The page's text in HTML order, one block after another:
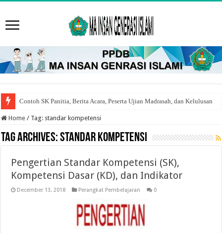
Contoh SK Panitia, Berita Acara, Peserta Ujian Madrasah, dan Kelulusan
9 Cara Mengatasi Gagal Registrasi Akun Emis Kepala Madrasah
Home / Tag: standar kompetensi
Tag Archives:standar kompetensi
Pengertian Standar Kompetensi (SK),
Kompetensi Dasar (KD), dan Indikator
December 13, 2018 Perangkat Pembelajaran 0